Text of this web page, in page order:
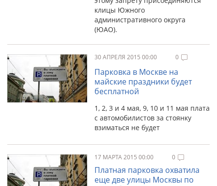
клицы Южного
административного округа
(ЮАО).
30 АПРЕЛЯ 2015 00:00 0
Парковка в Москве на
майские праздники будет
бесплатной
1, 2, 3 и 4 мая, 9, 10 и 11 мая плата
с автомобилистов за стоянку
взиматься не будет
17 МАРТА 2015 00:00 0
Платная парковка охватила
еще две улицы Москвы по